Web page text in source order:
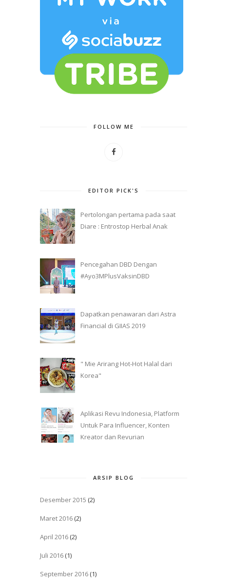
FOLLOW ME
EDITOR PICK'S
Pertolongan pertama pada saat
Diare : Entrostop Herbal Anak
Pencegahan DBD Dengan
#Ayo3MPlusVaksinDBD
Dapatkan penawaran dari Astra
Financial di GIIAS 2019
" Mie Arirang Hot-Hot Halal dari
Korea"
Aplikasi Revu Indonesia, Platform
Untuk Para Influencer, Konten
Kreator dan Revurian
ARSIP BLOG
Desember 2015 (2)
Maret 2016 (2)
April 2016 (2)
Juli 2016 (1)
September 2016 (1)